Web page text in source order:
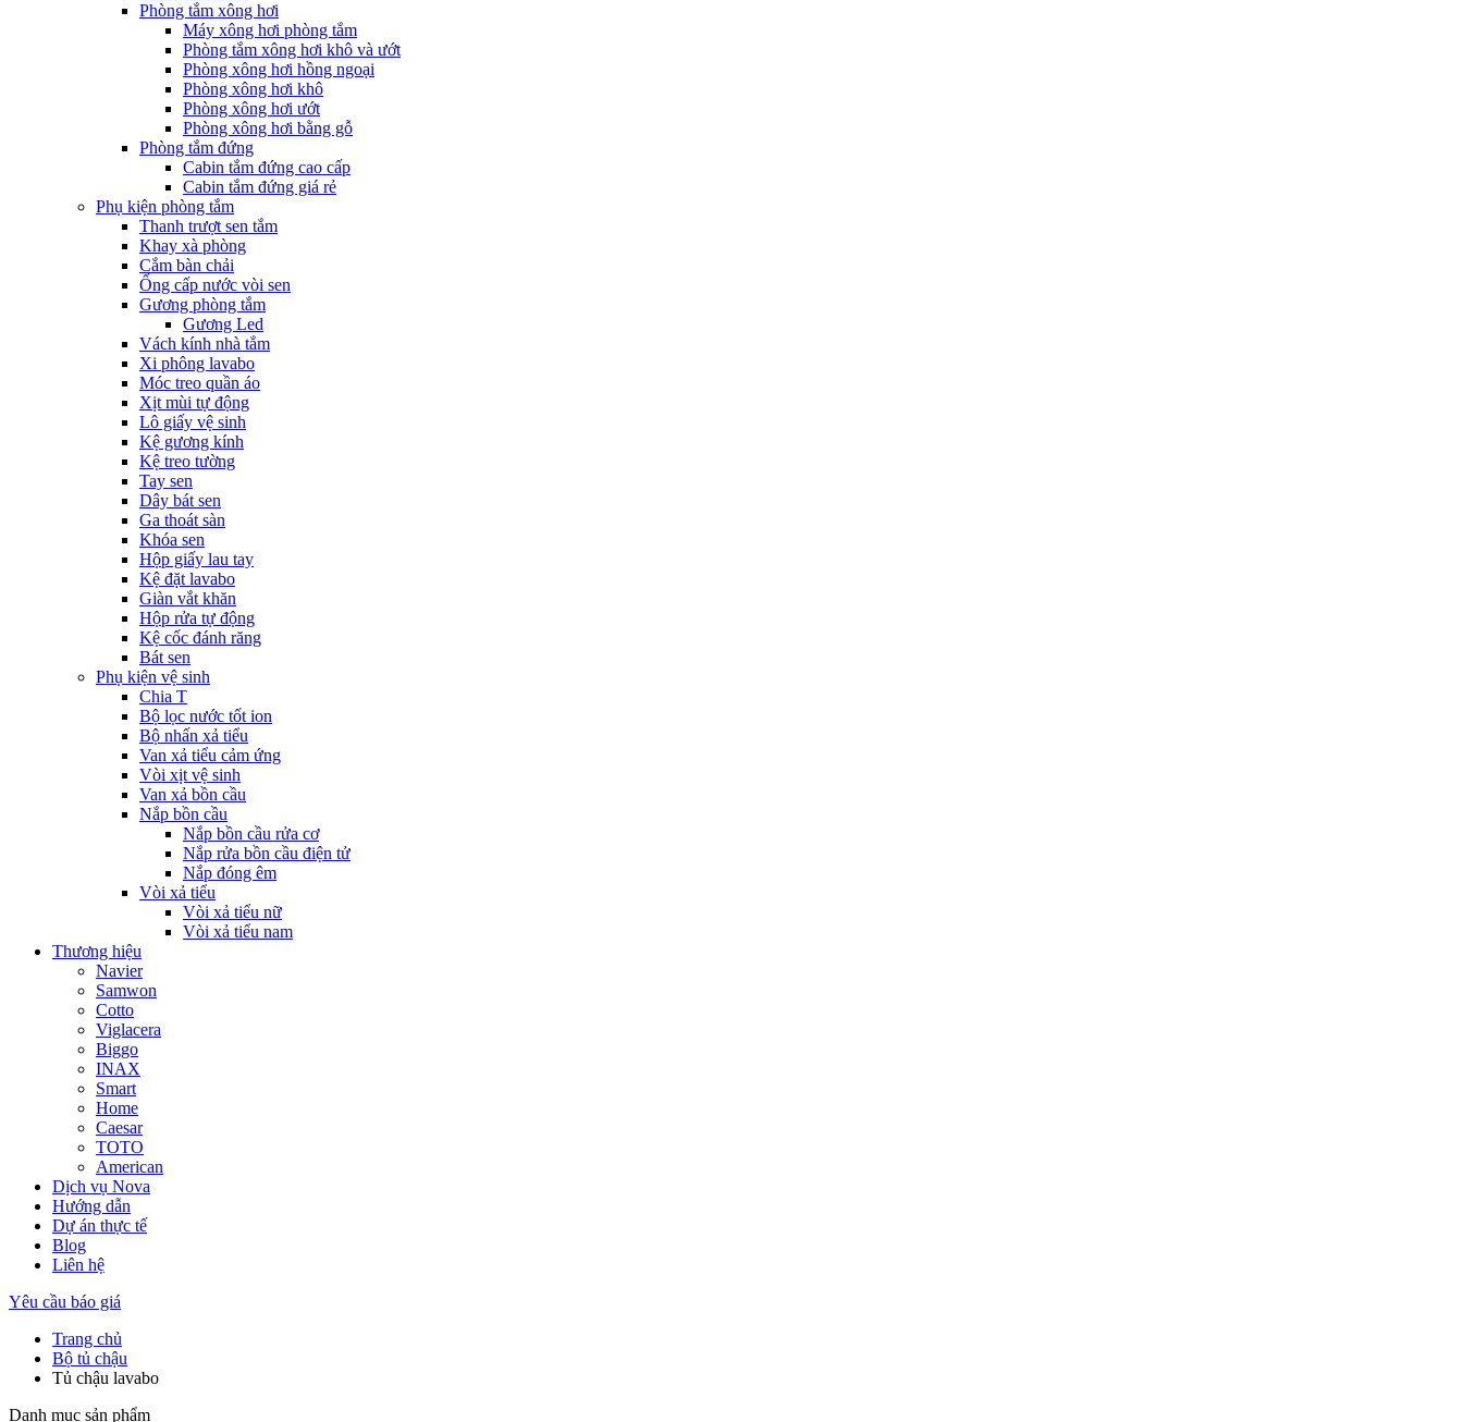
Phòng tắm xông hơi
Máy xông hơi phòng tắm
Phòng tắm xông hơi khô và ướt
Phòng xông hơi hồng ngoại
Phòng xông hơi khô
Phòng xông hơi ướt
Phòng xông hơi bằng gỗ
Phòng tắm đứng
Cabin tắm đứng cao cấp
Cabin tắm đứng giá rẻ
Phụ kiện phòng tắm
Thanh trượt sen tắm
Khay xà phòng
Cắm bàn chải
Ống cấp nước vòi sen
Gương phòng tắm
Gương Led
Vách kính nhà tắm
Xi phông lavabo
Móc treo quần áo
Xịt mùi tự động
Lô giấy vệ sinh
Kệ gương kính
Kệ treo tường
Tay sen
Dây bát sen
Ga thoát sàn
Khóa sen
Hộp giấy lau tay
Kệ đặt lavabo
Giàn vắt khăn
Hộp rửa tự động
Kệ cốc đánh răng
Bát sen
Phụ kiện vệ sinh
Chia T
Bộ lọc nước tốt ion
Bộ nhấn xả tiểu
Van xả tiểu cảm ứng
Vòi xịt vệ sinh
Van xả bồn cầu
Nắp bồn cầu
Nắp bồn cầu rửa cơ
Nắp rửa bồn cầu điện tử
Nắp đóng êm
Vòi xả tiểu
Vòi xả tiểu nữ
Vòi xả tiểu nam
Thương hiệu
Navier
Samwon
Cotto
Viglacera
Biggo
INAX
Smart
Home
Caesar
TOTO
American
Dịch vụ Nova
Hướng dẫn
Dự án thực tế
Blog
Liên hệ
Yêu cầu báo giá
Trang chủ
Bộ tủ chậu
Tủ chậu lavabo
Danh mục sản phẩm